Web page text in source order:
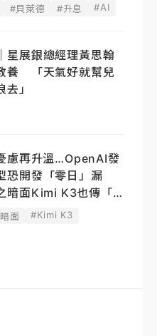
#貝萊德 #升息 #AI
星展銀總經理黃思翰
養 「天氣好就幫兒
」
慮再升溫…OpenAI發
恐開發「零日」漏
面Kimi K3也傳「越
面
#Kimi K3